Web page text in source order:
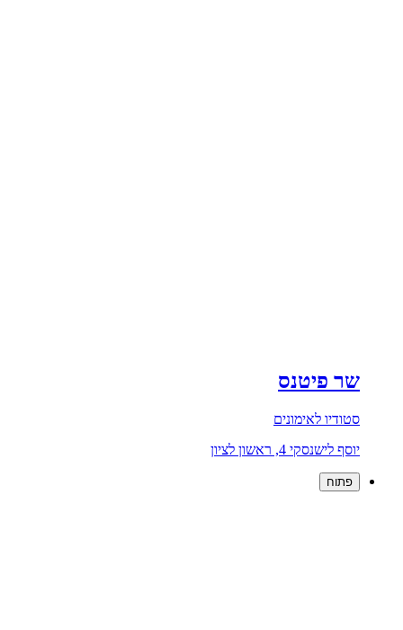
שר פיטנס
סטודיו לאימונים
יוסף לישנסקי 4, ראשון לציון
פתוח